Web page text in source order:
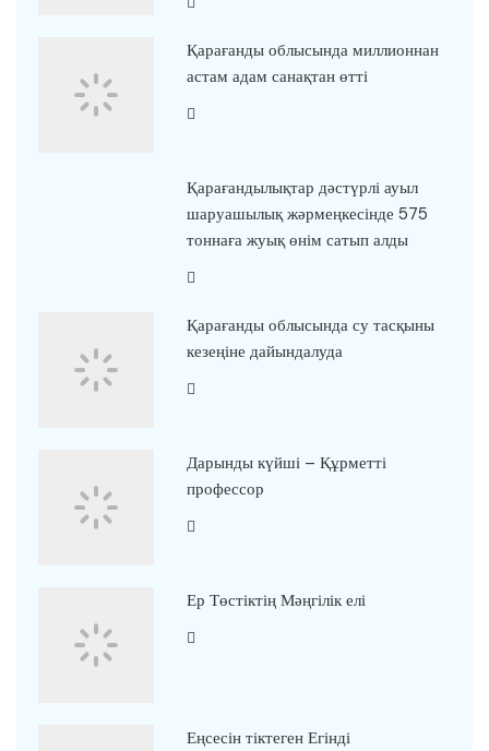
Қарағанды облысында миллионнан
астам адам санақтан өтті
Қарағандылықтар дәстүрлі ауыл
шаруашылық жәрмеңкесінде 575
тоннаға жуық өнім сатып алды
Қарағанды облысында су тасқыны
кезеңіне дайындалуда
Дарынды күйші – Құрметті
профессор
Ер Төстіктің Мәңгілік елі
Еңсесін тіктеген Егінді